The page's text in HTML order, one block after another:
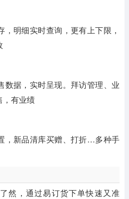
，明细实时查询，更有上下限，
数据，实时呈现。拜访管理、业
，有业绩
，新品清库买赠、打折…多种手
然，通过易订货下单快速又准